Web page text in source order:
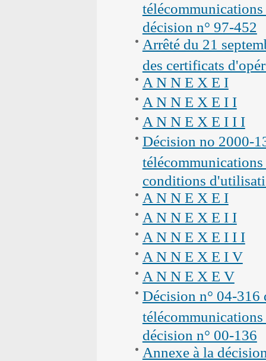
décision n° 97-452
Arrêté du 21
des certificats
A N N E X E I
A N N E X E I I
A N N E X E I I I
Décision no 2000-
télécommunications
conditions
A N N E X E I
A N N E X E I I
A N N E X E I I I
A N N E X E I V
A N N E X E V
Décision n° 04-316
décision n° 00-136
Annexe à la